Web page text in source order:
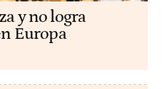
y no logra
Europa